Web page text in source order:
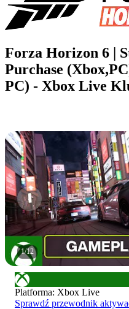
Forza Horizon 6 |
Purchase
PC) - Xbox Live
1/12
Platforma: Xbox Live
Sprawdź przewodnik